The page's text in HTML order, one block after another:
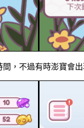
，不過有時澎寶會